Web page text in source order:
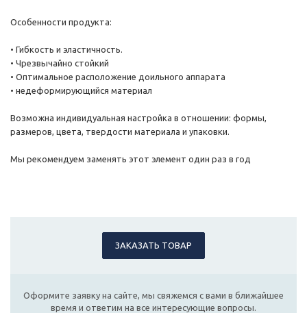
Особенности продукта:
• Гибкость и эластичность.
• Чрезвычайно стойкий
• Оптимальное расположение доильного аппарата
• недеформирующийся материал
Возможна индивидуальная настройка в отношении: формы,
размеров, цвета, твердости материала и упаковки.
Мы рекомендуем заменять этот элемент один раз в год
ЗАКАЗАТЬ ТОВАР
Оформите заявку на сайте, мы свяжемся с вами в ближайшее
время и ответим на все интересующие вопросы.